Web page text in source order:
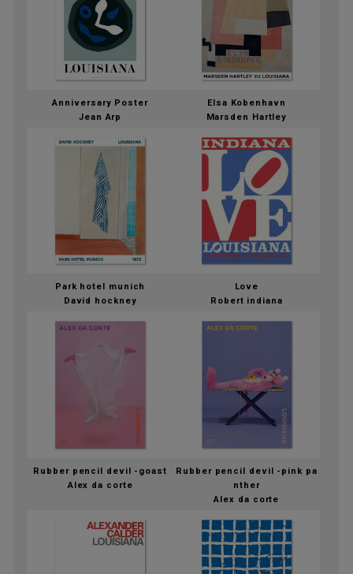
Anniversary Poster
Jean Arp
Elsa Kobenhavn
Marsden Hartley
Park hotel munich
David hockney
Love
Robert indiana
Rubber pencil devil -goast
Alex da corte
Rubber pencil devil -pink pa
nther
Alex da corte